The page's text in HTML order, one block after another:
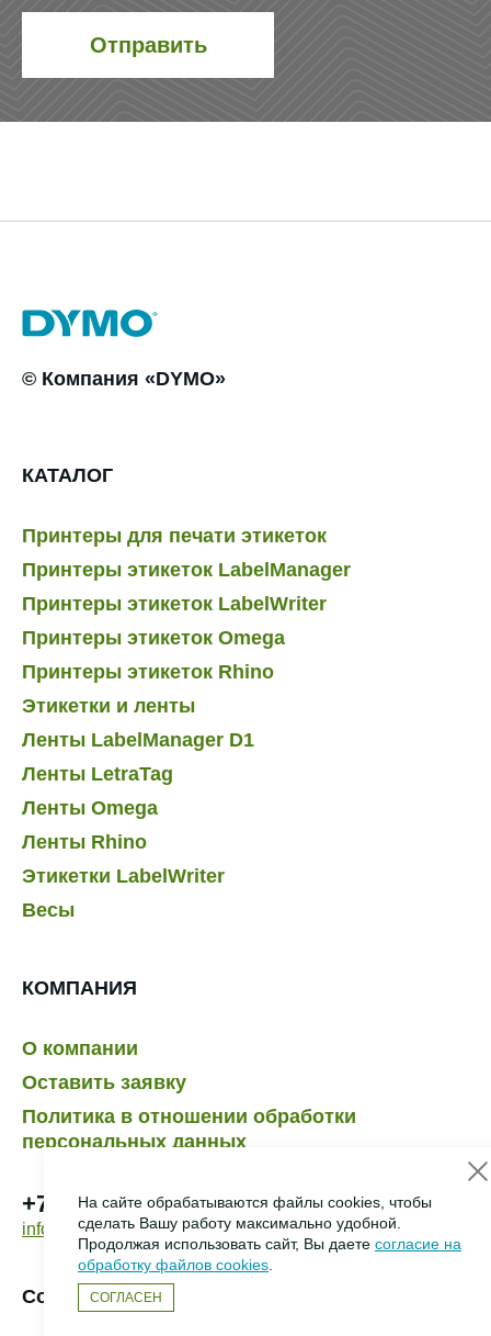
© Компания «DYMO»
КАТАЛОГ
Принтеры для печати этикеток
Принтеры этикеток LabelManager
Принтеры этикеток LabelWriter
Принтеры этикеток Omega
Принтеры этикеток Rhino
Этикетки и ленты
Ленты LabelManager D1
Ленты LetraTag
Ленты Omega
Ленты Rhino
Этикетки LabelWriter
Весы
КОМПАНИЯ
О компании
Оставить заявку
Политика в отношении обработки
персональных данных
+7 495 232-07-41
info@dymo.ru
Создание сайта –
На сайте обрабатываются файлы cookies, чтобы
сделать Вашу работу максимально удобной.
Продолжая использовать сайт, Вы даете согласие на
обработку файлов cookies
СОГЛАСЕН